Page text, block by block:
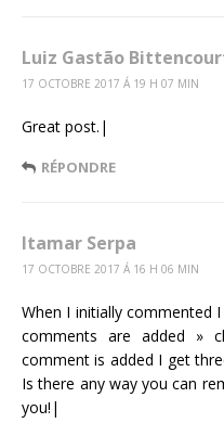
Luiz Gastão
17 OCTOBRE 2017 Á 19 H 07 MIN
Great post.|
RÉPONDRE
Itamar Serpa
17 OCTOBRE 2017 Á 16 H 06 MIN
When I initially commented
comments are added »
comment is added I get
Is there any way you can
you!|